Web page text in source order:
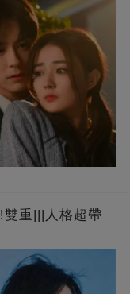
雙重|||人格超帶